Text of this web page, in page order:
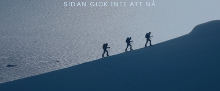
SIDAN GICK INTE ATT NÅ